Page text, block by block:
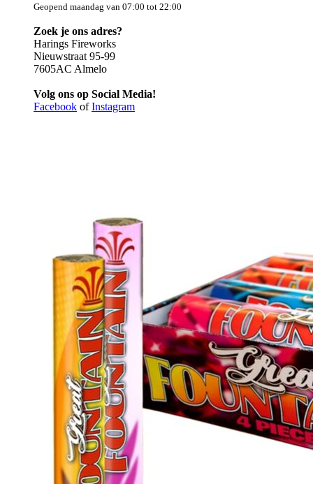
Geopend maandag van 07:00 tot 22:00
Zoek je ons adres?
Harings Fireworks
Nieuwstraat 95-99
7605AC Almelo
Volg ons op Social Media!
Facebook ofInstagram